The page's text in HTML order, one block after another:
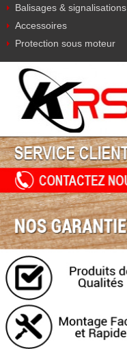
Balisages & signalisations
Accessoires
Protection sous moteur